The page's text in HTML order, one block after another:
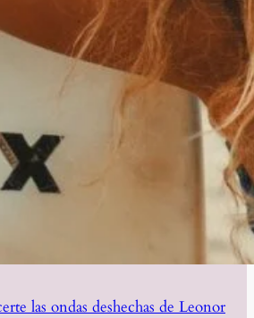
las ondas deshechas de Leonor